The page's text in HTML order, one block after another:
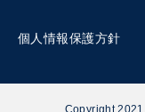
個人情報保護方針